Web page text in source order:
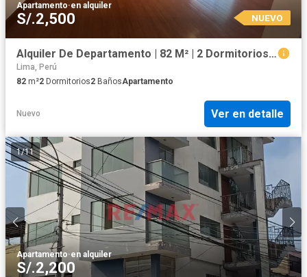
Apartamento·en alquiler
S/.2,500 NUEVO
Alquiler De Departamento | 82 M² | 2 Dormitorios | Piso 15 | Lince (Límite Con San Isidro)
Lima, Perú
82 m²2 Dormitorios2 BañosApartamento
Nuevo Ver en detalle
1/11
Apartamento·en alquiler
S/.2,200